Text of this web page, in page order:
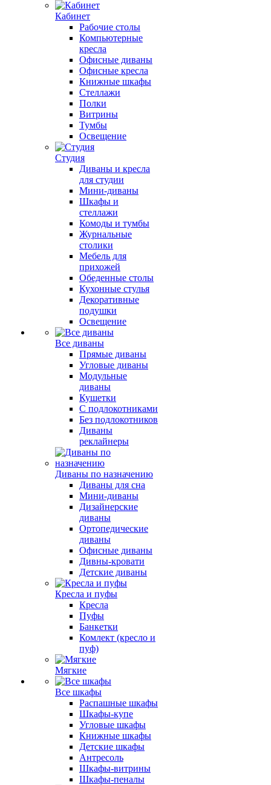
Кабинет
Рабочие столы
Компьютерные
кресла
Офисные диваны
Офисные кресла
Книжные шкафы
Стеллажи
Полки
Витрины
Тумбы
Освещение
Студия
Диваны и кресла
для студии
Мини-диваны
Шкафы и
стеллажи
Комоды и тумбы
Журнальные
столики
Мебель для
прихожей
Обеденные столы
Кухонные стулья
Декоративные
подушки
Освещение
Все диваны
Прямые диваны
Угловые диваны
Модульные
диваны
Кушетки
С подлокотниками
Без подлокотников
Диваны
реклайнеры
Диваны по назначению
Диваны для сна
Мини-диваны
Дизайнерские
диваны
Ортопедические
диваны
Офисные диваны
Дивны-кровати
Детские диваны
Кресла и пуфы
Кресла
Пуфы
Банкетки
Комлект (кресло и
пуф)
Мягкие
Все шкафы
Распашные шкафы
Шкафы-купе
Угловые шкафы
Книжные шкафы
Детские шкафы
Антресоль
Шкафы-витрины
Шкафы-пеналы